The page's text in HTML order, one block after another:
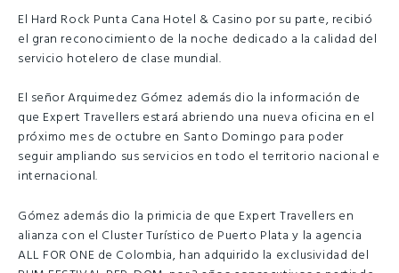
El Hard Rock Punta Cana Hotel & Casino por su parte, recibió
el gran reconocimiento de la noche dedicado a la calidad del
servicio hotelero de clase mundial.
El señor Arquimedez Gómez además dio la información de
que Expert Travellers estará abriendo una nueva oficina en el
próximo mes de octubre en Santo Domingo para poder
seguir ampliando sus servicios en todo el territorio nacional e
internacional.
Gómez además dio la primicia de que Expert Travellers en
alianza con el Cluster Turístico de Puerto Plata y la agencia
ALL FOR ONE de Colombia, han adquirido la exclusividad del